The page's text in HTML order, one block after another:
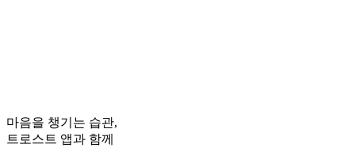
마음을 챙기는 습관,
트로스트 앱과 함께